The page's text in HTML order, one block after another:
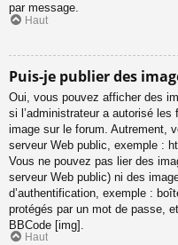
par message.
Haut
Puis-je publier des
Oui, vous pouvez afficher des
si l’administrateur a autorisé
image sur le forum. Autrement,
serveur Web public, exemple :
Vous ne pouvez pas lier des
serveur Web public) ni des
d’authentification, exemple :
protégés par un mot de passe,
BBCode [img].
Haut